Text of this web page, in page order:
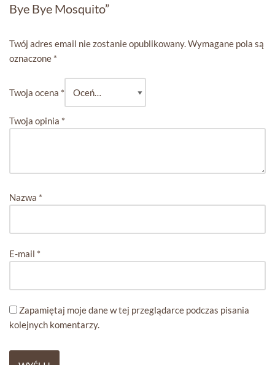
Bye Bye Mosquito”
Twój adres email nie zostanie opublikowany.Wymagane pola są
oznaczone *
Twoja ocena *
Twoja opinia *
Nazwa *
E-mail *
Zapamiętaj moje dane w tej przeglądarce podczas pisania
kolejnych komentarzy.